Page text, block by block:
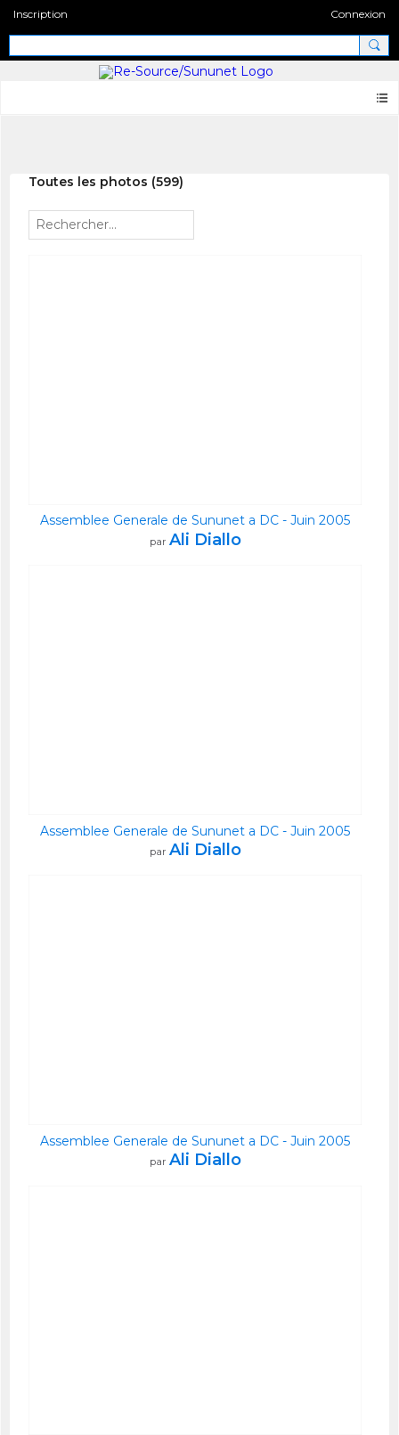
Inscription Connexion
Toutes les photos (599)
Assemblee Generale de Sununet a DC - Juin 2005
par Ali Diallo
Assemblee Generale de Sununet a DC - Juin 2005
par Ali Diallo
Assemblee Generale de Sununet a DC - Juin 2005
par Ali Diallo